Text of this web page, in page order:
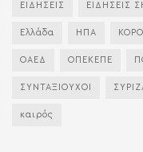
ΕΙΔΗΣΕΙΣ ΕΙΔΗΣΕΙΣ
Ελλάδα ΗΠΑ
ΟΑΕΔ ΟΠΕΚΕΠΕ
ΣΥΝΤΑΞΙΟΥΧΟΙ
καιρός